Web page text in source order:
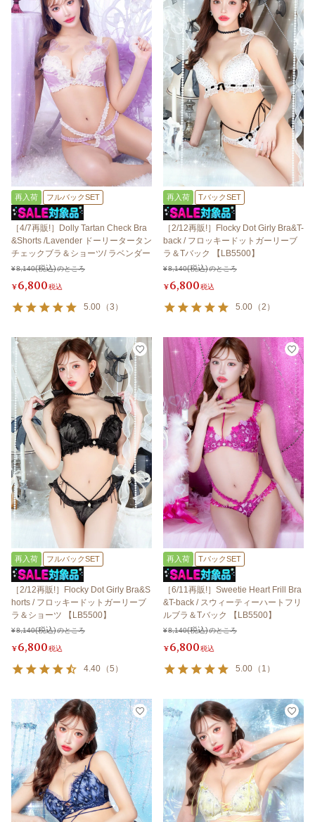
再入荷 フルバックSET
［4/7再販!］Dolly Tartan Check Bra
&Shorts /Lavender ドーリータータン
チェックブラ＆ショーツ/ ラベンダー
¥8,140 のところ
¥6,800税込
5.00 （3 ）
再入荷 TバックSET
［2/12再販!］Flocky Dot Girly Bra&T-
back / フロッキードットガーリーブ
ラ＆Tバック 【LB5500】
¥8,140 のところ
¥6,800税込
5.00 （2 ）
再入荷 フルバックSET
［2/12再販!］Flocky Dot Girly Bra&S
horts / フロッキードットガーリーブ
ラ＆ショーツ 【LB5500】
¥8,140 のところ
¥6,800税込
4.40 （5 ）
再入荷 TバックSET
［6/11再販!］Sweetie Heart Frill Bra
&T-back / スウィーティーハートフリ
ルブラ＆Tバック 【LB5500】
¥8,140 のところ
¥6,800税込
5.00 （ 1 ）